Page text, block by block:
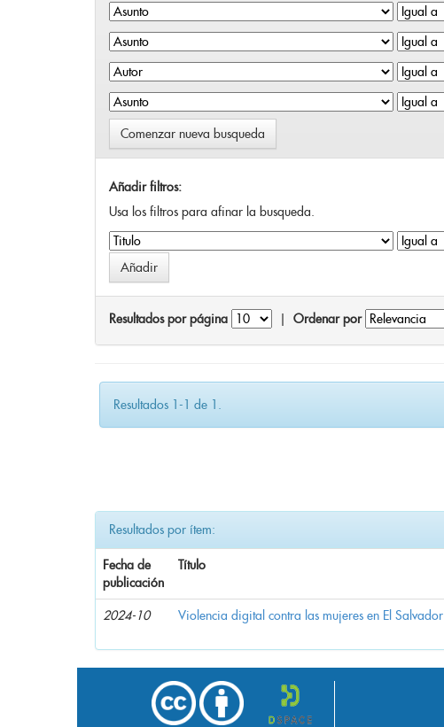
Comenzar nueva busqueda
Añadir filtros:
Usa los filtros para afinar la busqueda.
Resultados por página Ordenar por
Resultados 1-1 de 1.
Resultados por ítem:
Fecha de
publicación
Título
2024-10 Violencia digital contra las mujeres en El Salvador